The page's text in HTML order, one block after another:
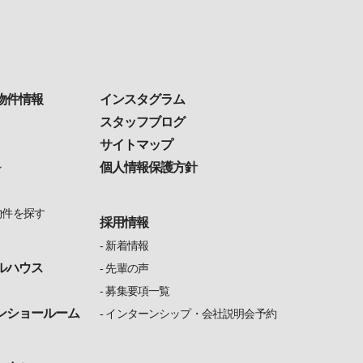
件情報
を探す
ハウス
ショールーム
インスタグラム
スタッフブログ
サイトマップ
個人情報保護方針
採用情報
新着情報
先輩の声
募集要項一覧
インターンシップ・会社説明会予約